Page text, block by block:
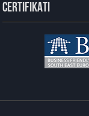
CERTIFIKATI